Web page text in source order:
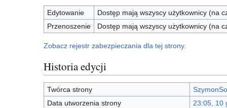
Edytowanie
Dostęp mają wszyscy użytkownicy (na
Przenoszenie
Dostęp mają wszyscy użytkownicy (na
Zobacz rejestr zabezpieczania dla tej strony.
Historia edycji
Twórca strony
Data utworzenia strony
23:05, 10